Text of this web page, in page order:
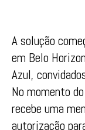
A solução
em Belo
Azul,
No momento
recebe uma
autorização